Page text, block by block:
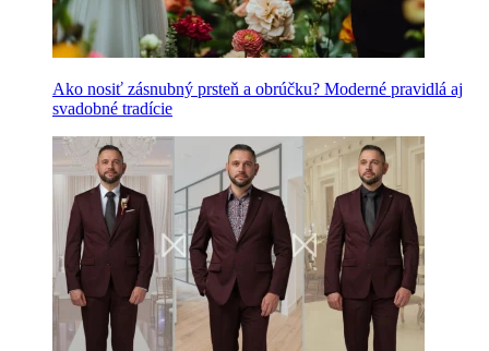
Ako nosiť zásnubný prsteň a obrúčku? Moderné pravidlá aj
svadobné tradície